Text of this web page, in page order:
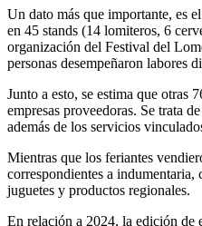
Un dato más que importante, es
en 45 stands (14 lomiteros, 6
organización del Festival del
personas desempeñaron labores
Junto a esto, se estima que otras
empresas proveedoras. Se trata
además de los servicios
Mientras que los feriantes
correspondientes a indumentaria,
juguetes y productos regionales.
En relación a 2024, la edición de